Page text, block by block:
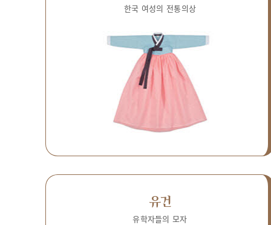
한국 여성의 전통의상
유건
유학자들의 모자